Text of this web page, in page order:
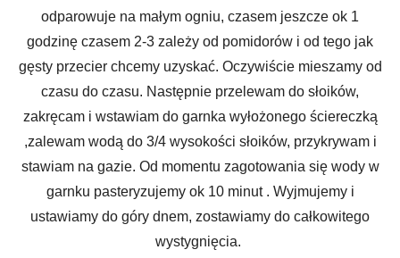
odparowuje na małym ogniu, czasem jeszcze ok 1
godzinę czasem 2-3 zależy od pomidorów i od tego jak
gęsty przecier chcemy uzyskać. Oczywiście mieszamy od
czasu do czasu. Następnie przelewam do słoików,
zakręcam i wstawiam do garnka wyłożonego ściereczką
,zalewam wodą do 3/4 wysokości słoików, przykrywam i
stawiam na gazie. Od momentu zagotowania się wody w
garnku pasteryzujemy ok 10 minut . Wyjmujemy i
ustawiamy do góry dnem, zostawiamy do całkowitego
wystygnięcia.